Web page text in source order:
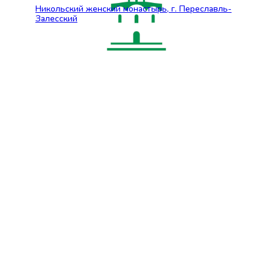
Никольский женский монастырь, г. Переславль-
Залесский